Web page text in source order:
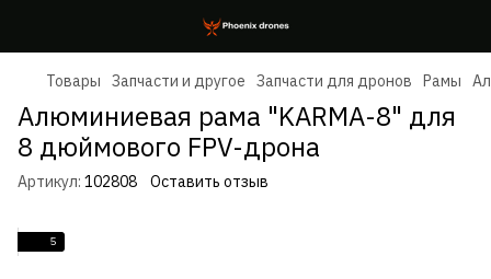
Товары Запчасти и другое Запчасти для дронов Рамы
Алюминиевая рама "KARMA-8" для
8 дюймового FPV-дрона
Артикул: 102808 Оставить отзыв
5